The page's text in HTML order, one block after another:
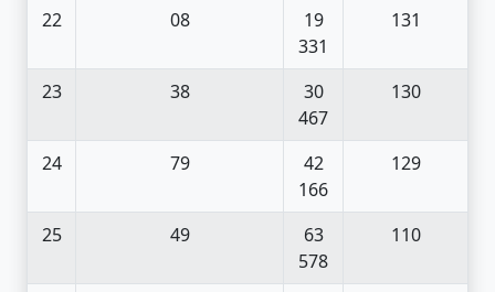
22 08
19
331
131
23 38
30
467
130
24 79
42
166
129
25 49
63
578
110